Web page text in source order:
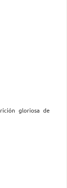
gloriosa de